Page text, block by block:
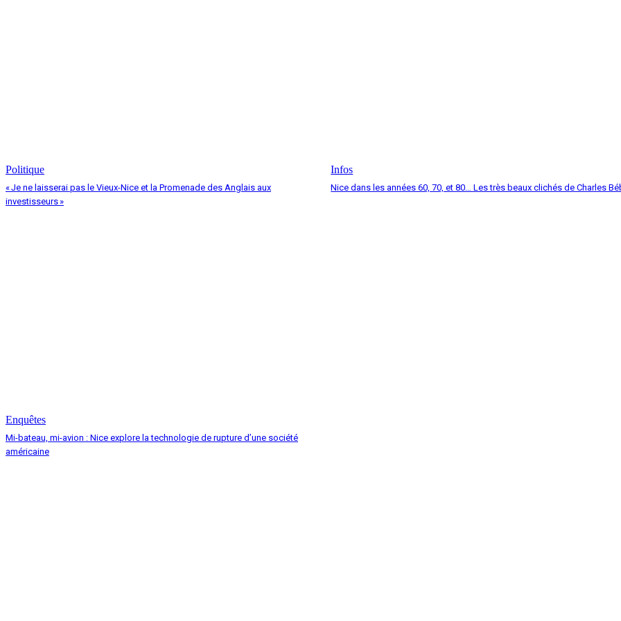
Politique
« Je ne laisserai pas le Vieux-Nice et la Promenade des Anglais aux
investisseurs »
Infos
Nice dans les années 60, 70, et 80… Les très beaux clichés de Charles
Enquêtes
Mi-bateau, mi-avion : Nice explore la technologie de rupture d’une société
américaine